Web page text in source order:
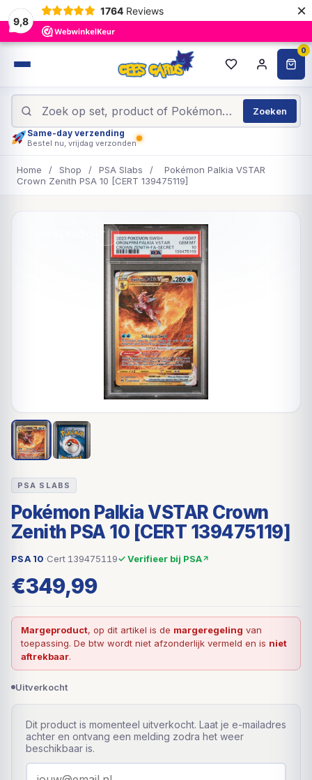
9,8
1764 Reviews ×
0
Zoeken
Same-day verzending
Bestel nu, vrijdag verzonden
Home / Shop / PSA Slabs /
Pokémon Palkia VSTAR
Crown Zenith PSA 10 [CERT 139475119]
UITVERKOCHT
PSA SLABS
Pokémon Palkia VSTAR Crown
Zenith PSA 10 [CERT 139475119]
PSA 10·Cert 139475119✓ Verifieer bij PSA
€349,99
Margeproduct, op dit artikel is de margeregeling van
toepassing. De btw wordt niet afzonderlijk vermeld en is niet
aftrekbaar.
Uitverkocht
Dit product is momenteel uitverkocht. Laat je e-mailadres
achter en ontvang een melding zodra het weer
beschikbaar is.